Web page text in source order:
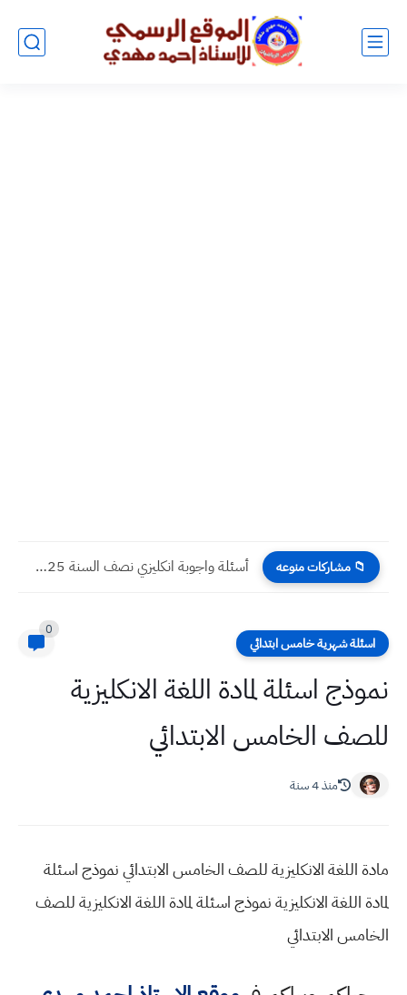
📁 مشاركات منوعه أسئلة واجوبة رياضيات نصف السنة 2025 خامس ادبي
اسئلة شهرية خامس ابتدائي
0
نموذج اسئلة لمادة اللغة الانكليزية
للصف الخامس الابتدائي
منذ 4 سنة
مادة اللغة الانكليزية للصف الخامس الابتدائي نموذج اسئلة
لمادة اللغة الانكليزية نموذج اسئلة لمادة اللغة الانكليزية للصف
الخامس الابتدائي